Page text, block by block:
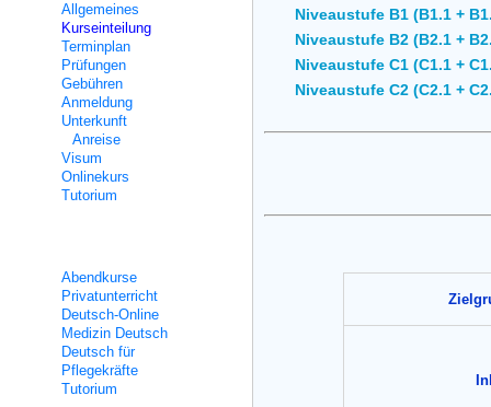
Allgemeines
Kurseinteilung
Terminplan
Prüfungen
Gebühren
Anmeldung
Unterkunft
Anreise
Visum
Onlinekurs
Tutorium
Abendkurse
Privatunterricht
Deutsch-Online
Medizin Deutsch
Deutsch für
Pflegekräfte
Tutorium
Niveaustufe B1 (B1.1 +
Niveaustufe B2 (B2.1 +
Niveaustufe C1 (C1.1 +
Niveaustufe C2 (C2.1 +